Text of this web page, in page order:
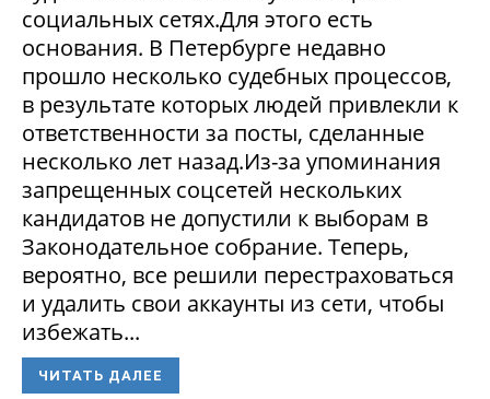
социальных сетях.Для этого есть
основания. В Петербурге недавно
прошло несколько судебных процессов,
в результате которых людей привлекли к
ответственности за посты, сделанные
несколько лет назад.Из-за упоминания
запрещенных соцсетей нескольких
кандидатов не допустили к выборам в
Законодательное собрание. Теперь,
вероятно, все решили перестраховаться
и удалить свои аккаунты из сети, чтобы
избежать...
ЧИТАТЬ ДАЛЕЕ